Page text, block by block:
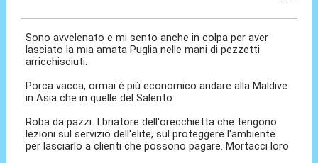
Sono avvelenato e mi sento anche in colpa per aver
lasciato la mia amata Puglia nelle mani di pezzetti
arricchisciuti.
Porca vacca, ormai è più economico andare alla Maldive
in Asia che in quelle del Salento
Roba da pazzi. I briatore dell'orecchietta che tengono
lezioni sul servizio dell'elite, sul proteggere l'ambiente
per lasciarlo a clienti che possono pagare. Mortacci loro